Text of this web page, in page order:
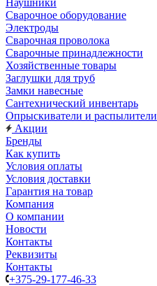
Наушники
Сварочное оборудование
Электроды
Сварочная проволока
Сварочные принадлежности
Хозяйственные товары
Заглушки для труб
Замки навесные
Сантехнический инвентарь
Опрыскиватели и распылители
Акции
Бренды
Как купить
Условия оплаты
Условия доставки
Гарантия на товар
Компания
О компании
Новости
Контакты
Реквизиты
Контакты
+375-29-177-46-33